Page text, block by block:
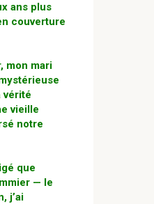
ans plus
couverture
mon mari
vérité
vieille
notre
que
— le
j’ai